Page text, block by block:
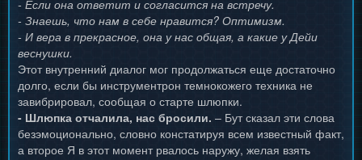
- Если она ответит и согласится на встречу.
- Знаешь, что нам в себе нравится? Оптимизм.
- И вера в прекрасное, она у нас общая, а какие у Дейи
веснушки.
Этот внутренний диалог мог продолжаться еще достаточно
долго, если бы инструментрон темнокожего техника не
завибрировал, сообщая о старте шлюпки.
- Шлюпка отчалила, нас бросили. – Бут сказал эти слова
безэмоционально, словно констатируя всем известный факт,
а второе Я в этот момент рвалось наружу, желая взять